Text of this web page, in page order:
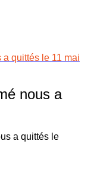
quittés le 11 mai
nous a